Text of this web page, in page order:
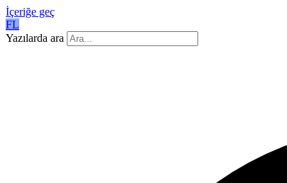
İçeriğe geç
FL
Yazılarda ara